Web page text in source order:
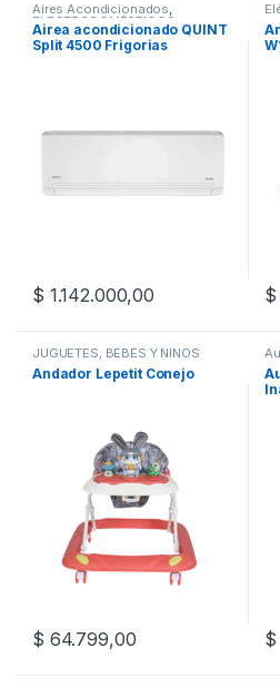
Aires Acondicionados,
ELECTRODOMÉSTICOS
Airea acondicionado QUINT
Split 4500 Frigorias
$ 1.142.000,00 $
JUGUETES, BEBÉS Y NIÑOS
Andador Lepetit Conejo
$ 64.799,00
Este producto tiene múltiples $